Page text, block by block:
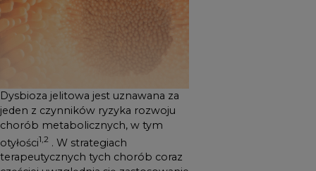
może przynosić znaczące
korzyści pacjentom z
zespołem metabolicznym,
oraz utrzymaniu homeostazy
jelitowej3,4. Ponadto
wykazano, że pasteryzowana
Akkermansia muciniphila jest
skuteczniejsza niż jej żywe
Dysbioza jelitowa jest uznawana za
jeden z czynników ryzyka rozwoju
chorób metabolicznych, w tym
otyłości1,2 . W strategiach
terapeutycznych tych chorób coraz